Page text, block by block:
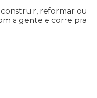
reformar ou
a gente e corre pra